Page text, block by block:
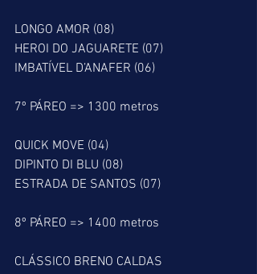
LONGO AMOR (08)
HEROI DO JAGUARETE (07)
IMBATÍVEL D’ANAFER (06)
7º PÁREO => 1300 metros
QUICK MOVE (04)
DIPINTO DI BLU (08)
ESTRADA DE SANTOS (07)
8º PÁREO => 1400 metros
CLÁSSICO BRENO CALDAS